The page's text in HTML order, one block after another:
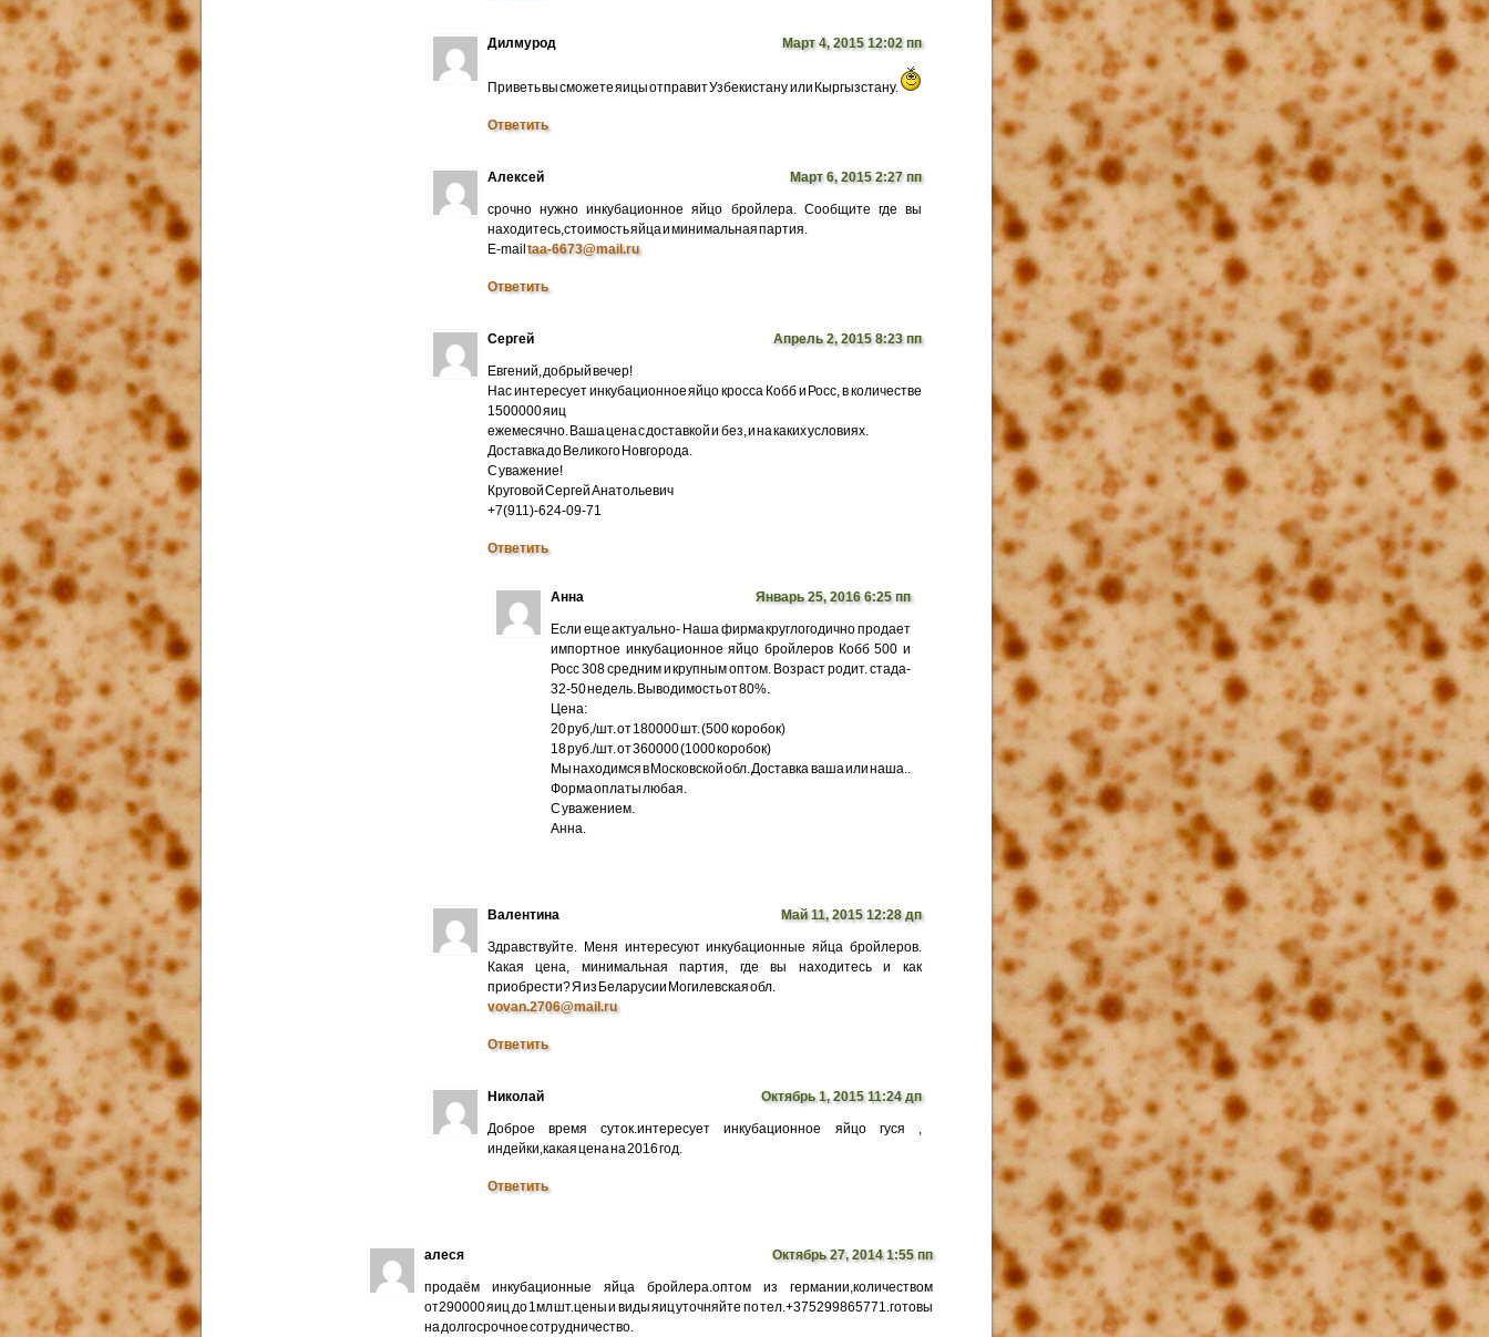
Дилмурод Март 4, 2015 12:02 пп
Приветь вы сможете яицы отправит Узбекистану или Кыргызстану.
Ответить
Алексей Март 6, 2015 2:27 пп
срочно нужно инкубационное яйцо бройлера. Сообщите где вы
находитесь,стоимость яйца и минимальная партия.
E-mailtaa-6673@mail.ru
Ответить
Сергей Апрель 2, 2015 8:23 пп
Евгений, добрый вечер!
Нас интересует инкубационное яйцо кросса Кобб и Росс, в количестве
1500000 яиц
ежемесячно. Ваша цена с доставкой и без, и на каких условиях.
Доставка до Великого Новгорода.
С уважение!
Круговой Сергей Анатольевич
+7(911)-624-09-71
Ответить
Анна Январь 25, 2016 6:25 пп
Если еще актуально- Наша фирма круглогодично продает
импортное инкубационное яйцо бройлеров Кобб 500 и
Росс 308 средним и крупным оптом. Возраст родит. стада-
32-50 недель. Выводимость от 80%.
Цена:
20 руб,/шт. от 180000 шт. (500 коробок)
18 руб./шт. от 360000 (1000 коробок)
Мы находимся в Московской обл. Доставка ваша или наша..
Форма оплаты любая.
С уважением.
Анна.
Валентина Май 11, 2015 12:28 дп
Здравствуйте. Меня интересуют инкубационные яйца бройлеров.
Какая цена, минимальная партия, где вы находитесь и как
приобрести? Я из Беларусии Могилевская обл.
vovan.2706@mail.ru
Ответить
Николай Октябрь 1, 2015 11:24 дп
Доброе время суток.интересует инкубационное яйцо гуся ,
индейки,какая цена на 2016 год.
Ответить
алеся Октябрь 27, 2014 1:55 пп
продаём инкубационные яйца бройлера.оптом из германии,количеством
от290000 яиц до 1мл шт.цены и виды яиц уточняйте по тел.+375299865771.готовы
на долгосрочное сотрудничество.